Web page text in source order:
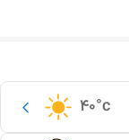
40°c